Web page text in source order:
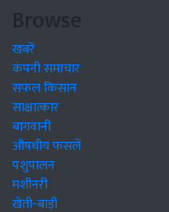
Browse
खबरें
कंपनी समाचार
सफल किसान
साक्षात्कार
बागवानी
औषधीय फसलें
पशुपालन
मशीनरी
खेती-बाड़ी